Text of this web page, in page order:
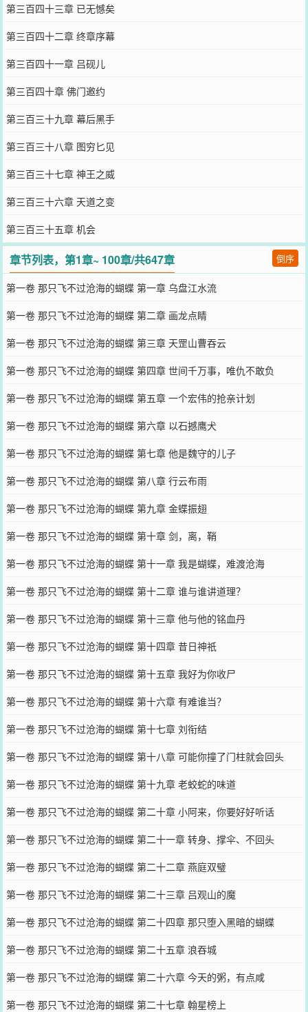
第三百四十三章 已无憾矣
第三百四十二章 终章序幕
第三百四十一章 吕砚儿
第三百四十章 佛门邀约
第三百三十九章 幕后黑手
第三百三十八章 图穷匕见
第三百三十七章 神王之威
第三百三十六章 天道之变
第三百三十五章 机会
章节列表，第1章~ 100章/共647章 倒序
第一卷 那只飞不过沧海的蝴蝶 第一章 乌盘江水流
第一卷 那只飞不过沧海的蝴蝶 第二章 画龙点睛
第一卷 那只飞不过沧海的蝴蝶 第三章 天罡山曹吞云
第一卷 那只飞不过沧海的蝴蝶 第四章 世间千万事，唯仇不敢负
第一卷 那只飞不过沧海的蝴蝶 第五章 一个宏伟的抢亲计划
第一卷 那只飞不过沧海的蝴蝶 第六章 以石撼鹰犬
第一卷 那只飞不过沧海的蝴蝶 第七章 他是魏守的儿子
第一卷 那只飞不过沧海的蝴蝶 第八章 行云布雨
第一卷 那只飞不过沧海的蝴蝶 第九章 金蝶振翅
第一卷 那只飞不过沧海的蝴蝶 第十章 剑，离，鞘
第一卷 那只飞不过沧海的蝴蝶 第十一章 我是蝴蝶，难渡沧海
第一卷 那只飞不过沧海的蝴蝶 第十二章 谁与谁讲道理？
第一卷 那只飞不过沧海的蝴蝶 第十三章 他与他的铭血丹
第一卷 那只飞不过沧海的蝴蝶 第十四章 昔日神祇
第一卷 那只飞不过沧海的蝴蝶 第十五章 我好为你收尸
第一卷 那只飞不过沧海的蝴蝶 第十六章 有难谁当？
第一卷 那只飞不过沧海的蝴蝶 第十七章 刘衔结
第一卷 那只飞不过沧海的蝴蝶 第十八章 可能你撞了门柱就会回头
吧？
第一卷 那只飞不过沧海的蝴蝶 第十九章 老蛟蛇的味道
第一卷 那只飞不过沧海的蝴蝶 第二十章 小阿来，你要好好听话
第一卷 那只飞不过沧海的蝴蝶 第二十一章 转身、撑伞、不回头
第一卷 那只飞不过沧海的蝴蝶 第二十二章 燕庭双璧
第一卷 那只飞不过沧海的蝴蝶 第二十三章 吕观山的魔
第一卷 那只飞不过沧海的蝴蝶 第二十四章 那只堕入黑暗的蝴蝶
第一卷 那只飞不过沧海的蝴蝶 第二十五章 浪吞城
第一卷 那只飞不过沧海的蝴蝶 第二十六章 今天的粥，有点咸
第一卷 那只飞不过沧海的蝴蝶 第二十七章 翰星榜上